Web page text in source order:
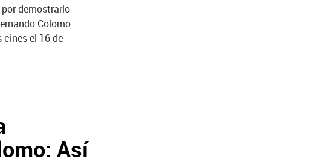
demostrarlo
Colomo
cines el 16 de
Así